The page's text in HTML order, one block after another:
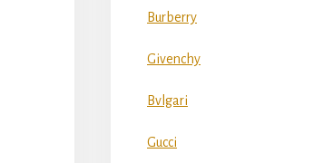
Burberry
Givenchy
Bvlgari
Gucci